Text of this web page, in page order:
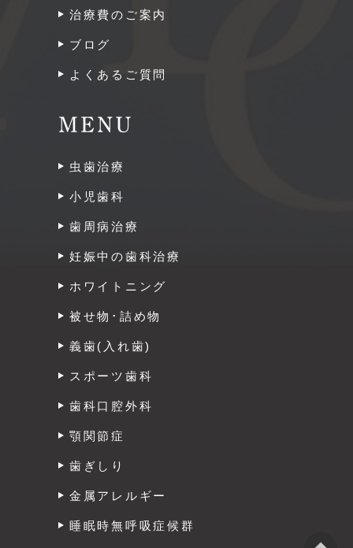
治療費のご案内
ブログ
よくあるご質問
MENU
虫歯治療
小児歯科
歯周病治療
妊娠中の歯科治療
ホワイトニング
被せ物･詰め物
義歯(入れ歯)
スポーツ歯科
歯科口腔外科
顎関節症
歯ぎしり
金属アレルギー
睡眠時無呼吸症候群